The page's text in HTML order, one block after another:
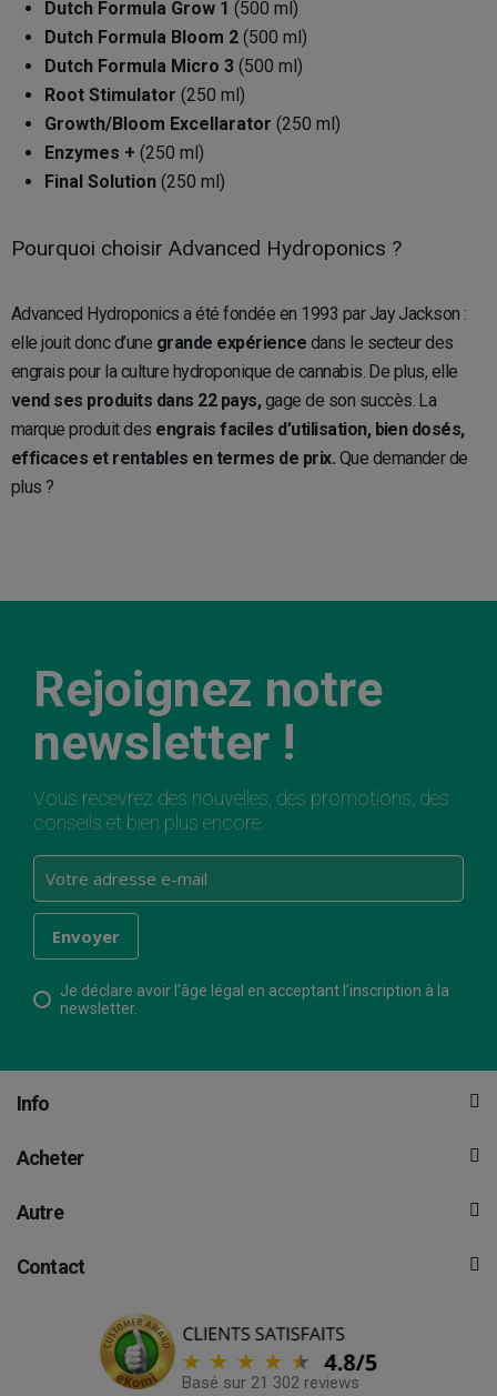
Dutch Formula Grow 1 (500 ml)
Dutch Formula Bloom 2 (500 ml)
Dutch Formula Micro 3 (500 ml)
Root Stimulator (250 ml)
Growth/Bloom Excellarator (250 ml)
Enzymes + (250 ml)
Final Solution (250 ml)
Pourquoi choisir Advanced Hydroponics ?
Advanced Hydroponics a été fondée en 1993 par Jay Jackson :
elle jouit donc d’une grande expérience dans le secteur des
engrais pour la culture hydroponique de cannabis. De plus, elle
vend ses produits dans 22 pays,gage de son succès. La
marque produit des engrais faciles d’utilisation, bien dosés,
efficaces et rentables en termes de prix. Que demander de
plus ?
Rejoignez notre
newsletter !
Vous recevrez des nouvelles, des promotions, des
conseils et bien plus encore.
Je déclare avoir l’âge légal en acceptant l’inscription à la
newsletter.
Info
Acheter
Autre
Contact
Basé sur 21 302 reviews